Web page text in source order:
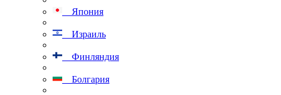
Япония
Израиль
Финляндия
Болгария